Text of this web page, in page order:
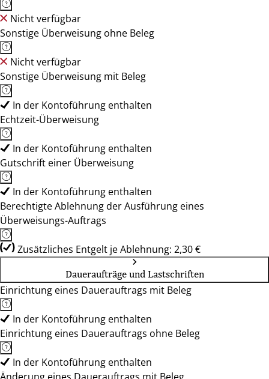
Nicht verfügbar
Sonstige Überweisung ohne Beleg
Nicht verfügbar
Sonstige Überweisung mit Beleg
In der Kontoführung enthalten
Echtzeit-Überweisung
In der Kontoführung enthalten
Gutschrift einer Überweisung
In der Kontoführung enthalten
Berechtigte Ablehnung der Ausführung eines
Überweisungs-Auftrags
Zusätzliches Entgelt je Ablehnung: 2,30 €
Daueraufträge und Lastschriften
Einrichtung eines Dauerauftrags mit Beleg
In der Kontoführung enthalten
Einrichtung eines Dauerauftrags ohne Beleg
In der Kontoführung enthalten